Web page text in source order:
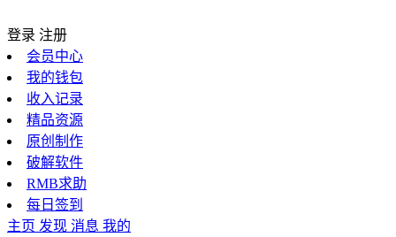
登录 注册
会员中心
我的钱包
收入记录
精品资源
原创制作
破解软件
RMB求助
每日签到
主页 发现 消息 我的